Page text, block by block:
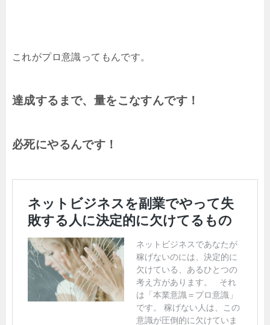
これがプロ意識ってもんです。
達成するまで、量をこなすんです！
必死にやるんです！